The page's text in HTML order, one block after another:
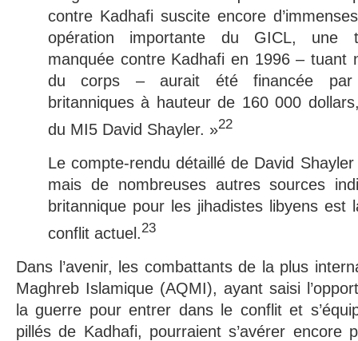
contre Kadhafi suscite encore
opération importante du GICL, une
manquée contre Kadhafi en 1996 – tuant
du corps – aurait été financée par
britanniques à hauteur de 160 000
du MI5 David Shayler. »22
Le compte-rendu détaillé de David
mais de nombreuses autres sources
britannique pour les jihadistes libyens est
conflit actuel.23
Dans l’avenir, les combattants de la plus
Maghreb Islamique (AQMI), ayant saisi
la guerre pour entrer dans le conflit et
pillés de Kadhafi, pourraient s’avérer encore